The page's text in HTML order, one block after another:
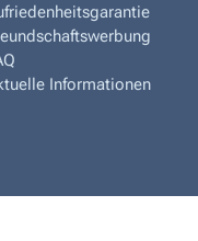
Informationen